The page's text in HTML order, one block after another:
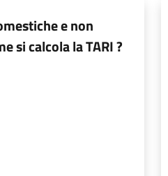
e non
si calcola la TARI ?